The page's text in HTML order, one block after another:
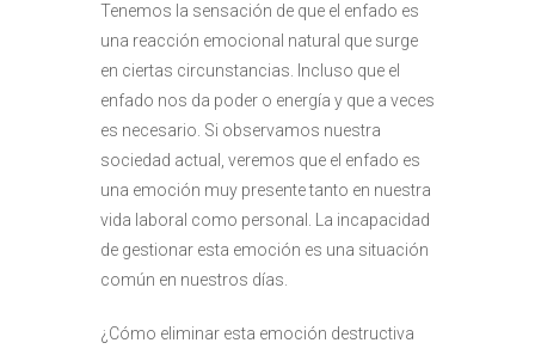
Tenemos la sensación de que el enfado es
una reacción emocional natural que surge
en ciertas circunstancias. Incluso que el
enfado nos da poder o energía y que a veces
es necesario. Si observamos nuestra
sociedad actual, veremos que el enfado es
una emoción muy presente tanto en nuestra
vida laboral como personal. La incapacidad
de gestionar esta emoción es una situación
común en nuestros días.
¿Cómo eliminar esta emoción destructiva